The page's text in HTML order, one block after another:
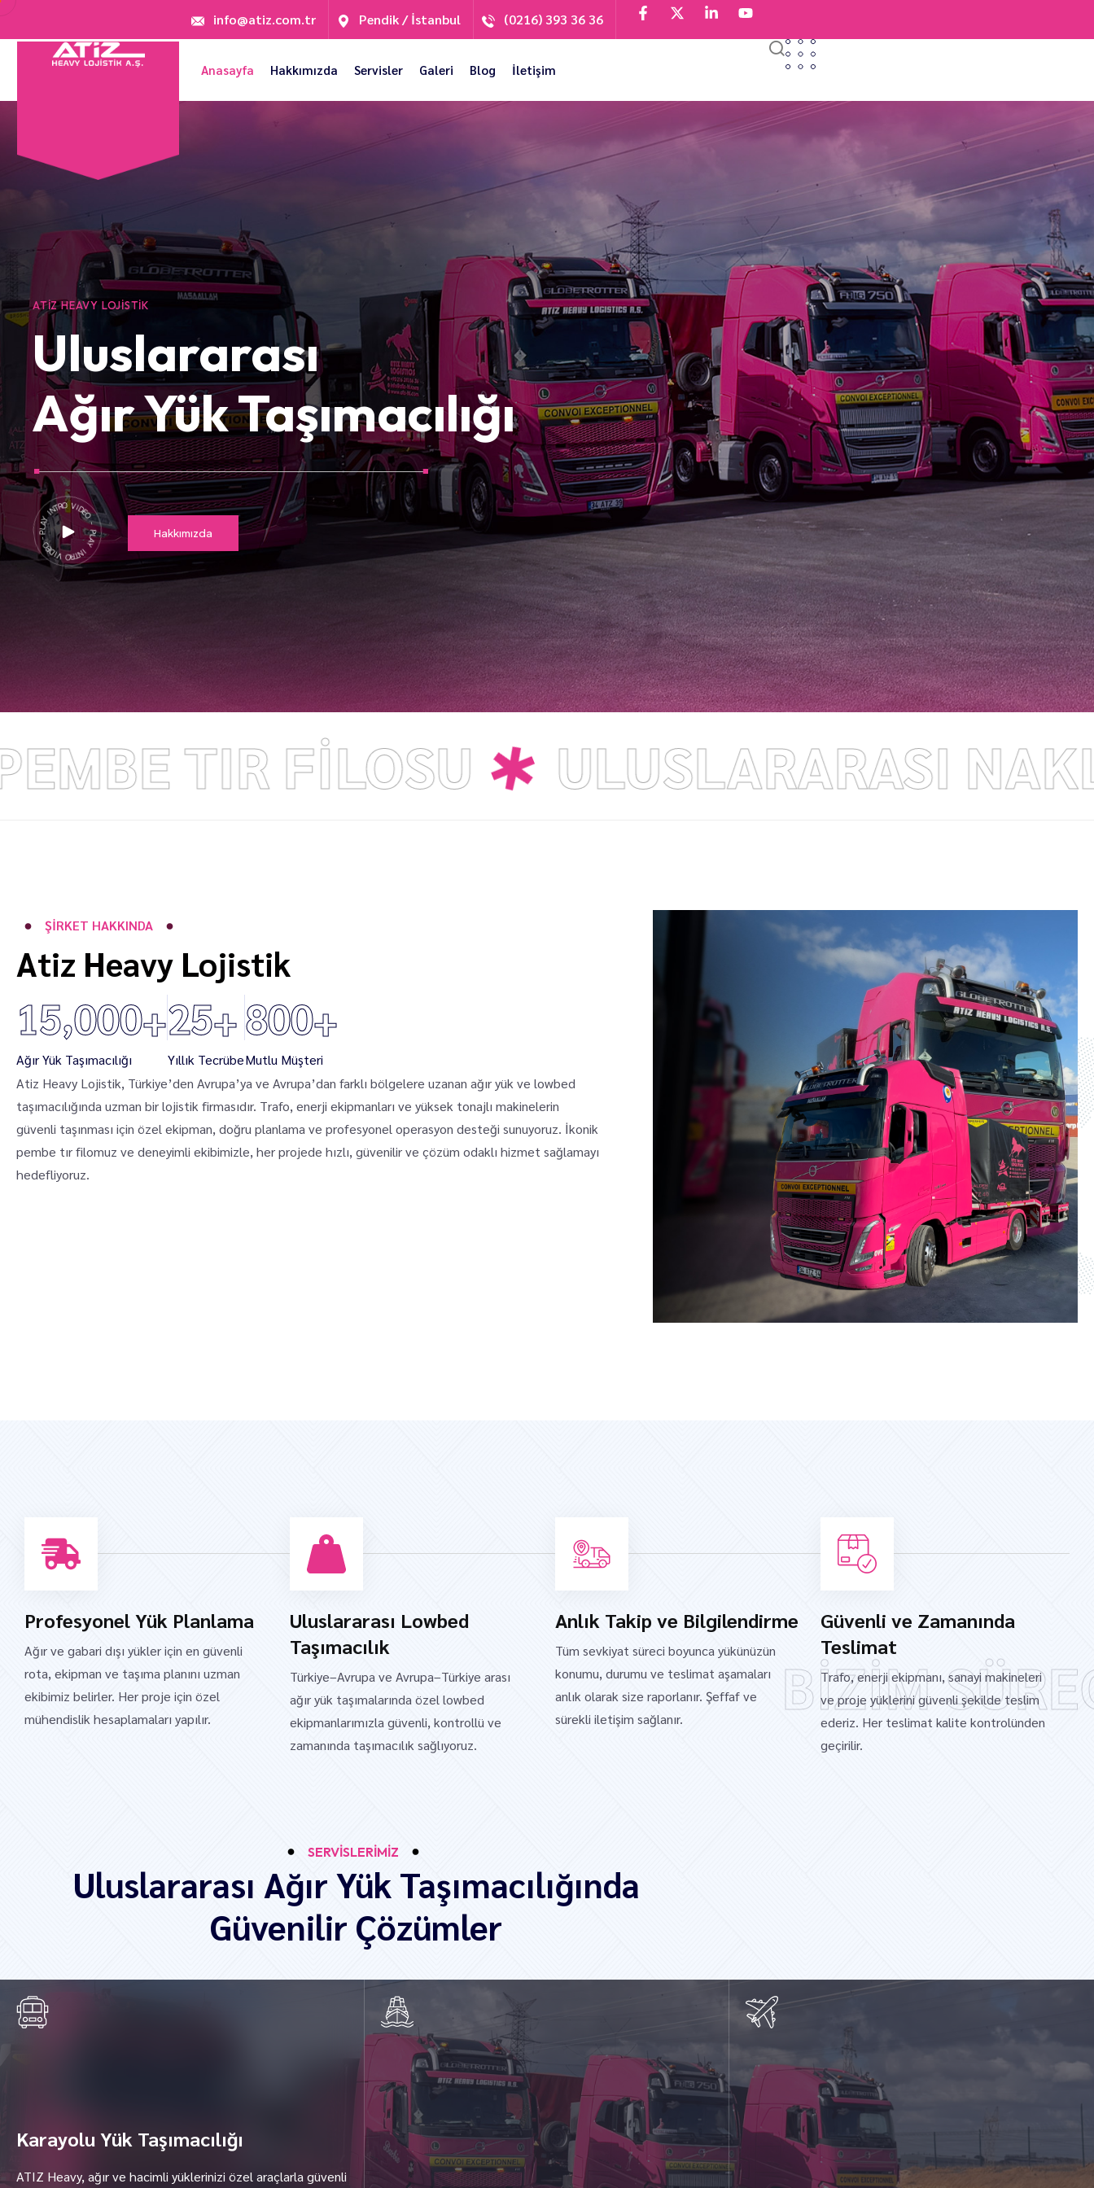
info@atiz.com.tr Pendik / İstanbul (0216) 393 36 36
Anasayfa Hakkımızda Servisler Galeri Blog İletişim
Uluslararası
Ağır Yük Taşımacılığı
Hakkımızda
ATIZ HEAVY LOJISTIK
PEMBE TIR FILOSU ULUSLARARASI
ŞIRKET HAKKINDA
Atiz Heavy Lojistik
15,000+
Ağır Yük Taşımacılığı
25+
Yıllık Tecrübe
800+
Mutlu Müşteri
Atiz Heavy Lojistik, Türkiye’den Avrupa’ya ve Avrupa’dan farklı bölgelere uzanan ağır yük ve lowbed
taşımacılığında uzman bir lojistik firmasıdır. Trafo, enerji ekipmanları ve yüksek tonajlı makinelerin
güvenli taşınması için özel ekipman, doğru planlama ve profesyonel operasyon desteği sunuyoruz. İkonik
pembe tır filomuz ve deneyimli ekibimizle, her projede hızlı, güvenilir ve çözüm odaklı hizmet sağlamayı
hedefliyoruz.
BİZİM
Profesyonel Yük Planlama
Ağır ve gabari dışı yükler için en güvenli
rota, ekipman ve taşıma planını uzman
ekibimiz belirler. Her proje için özel
mühendislik hesaplamaları yapılır.
Uluslararası Lowbed
Taşımacılık
Türkiye–Avrupa ve Avrupa–Türkiye arası
ağır yük taşımalarında özel lowbed
ekipmanlarımızla güvenli, kontrollü ve
zamanında taşımacılık sağlıyoruz.
Anlık Takip ve Bilgilendirme
Tüm sevkiyat süreci boyunca yükünüzün
konumu, durumu ve teslimat aşamaları
anlık olarak size raporlanır. Şeffaf ve
sürekli iletişim sağlanır.
Güvenli ve Zamanında
Teslimat
Trafo, enerji ekipmanı, sanayi makineleri
ve proje yüklerini güvenli şekilde teslim
ederiz. Her teslimat kalite kontrolünden
geçirilir.
SERVİSLERİMİZ
Uluslararası Ağır Yük Taşımacılığında
Güvenilir Çözümler
Karayolu Yük Taşımacılığı
ATIZ Heavy, ağır ve hacimli yüklerinizi özel araçlarla güvenli